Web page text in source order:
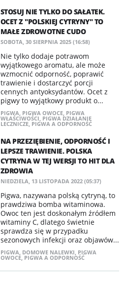
STOSUJ NIE TYLKO DO SAŁATEK.
OCET Z "POLSKIEJ CYTRYNY" TO
MAŁE ZDROWOTNE CUDO
SOBOTA, 30 SIERPNIA 2025 (16:58)
Nie tylko dodaje potrawom
wyjątkowego aromatu, ale może
wzmocnić odporność, poprawić
trawienie i dostarczyć porcji
cennych antyoksydantów. Ocet z
pigwy to wyjątkowy produkt o...
PIGWA, PIGWA OWOCE, PIGWA
WŁAŚCIWOŚCI, PIGWA DZIAŁANIE
LECZNICZE, PIGWA A ODPORNOŚĆ
NA PRZEZIĘBIENIE, ODPORNOŚĆ I
LEPSZE TRAWIENIE. POLSKA
CYTRYNA W TEJ WERSJI TO HIT DLA
ZDROWIA
NIEDZIELA, 13 LISTOPADA 2022 (05:37)
Pigwa, nazywana polską cytryną, to
prawdziwa bomba witaminowa.
Owoc ten jest doskonałym źródłem
witaminy C, dlatego świetnie
sprawdza się w przypadku
sezonowych infekcji oraz objawów...
PIGWA, DOMOWE NALEWKI, PIGWA
OWOCE, PIGWA A ODPORNOŚĆ